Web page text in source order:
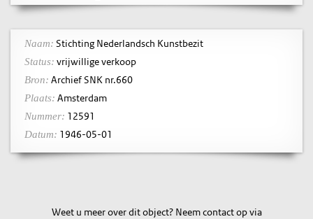
Naam: Stichting Nederlandsch Kunstbezit
Status: vrijwillige verkoop
Bron: Archief SNK nr.660
Plaats: Amsterdam
Nummer: 12591
Datum: 1946-05-01
Weet u meer over dit object? Neem contact op via